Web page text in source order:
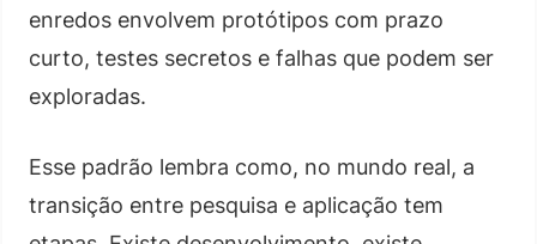
enredos envolvem protótipos com prazo
curto, testes secretos e falhas que podem ser
exploradas.
Esse padrão lembra como, no mundo real, a
transição entre pesquisa e aplicação tem